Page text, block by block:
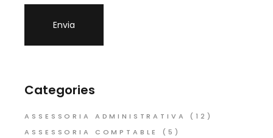
Categories
ASSESSORIA ADMINISTRATIVA
(12)
ASSESSORIA COMPTABLE
(5)